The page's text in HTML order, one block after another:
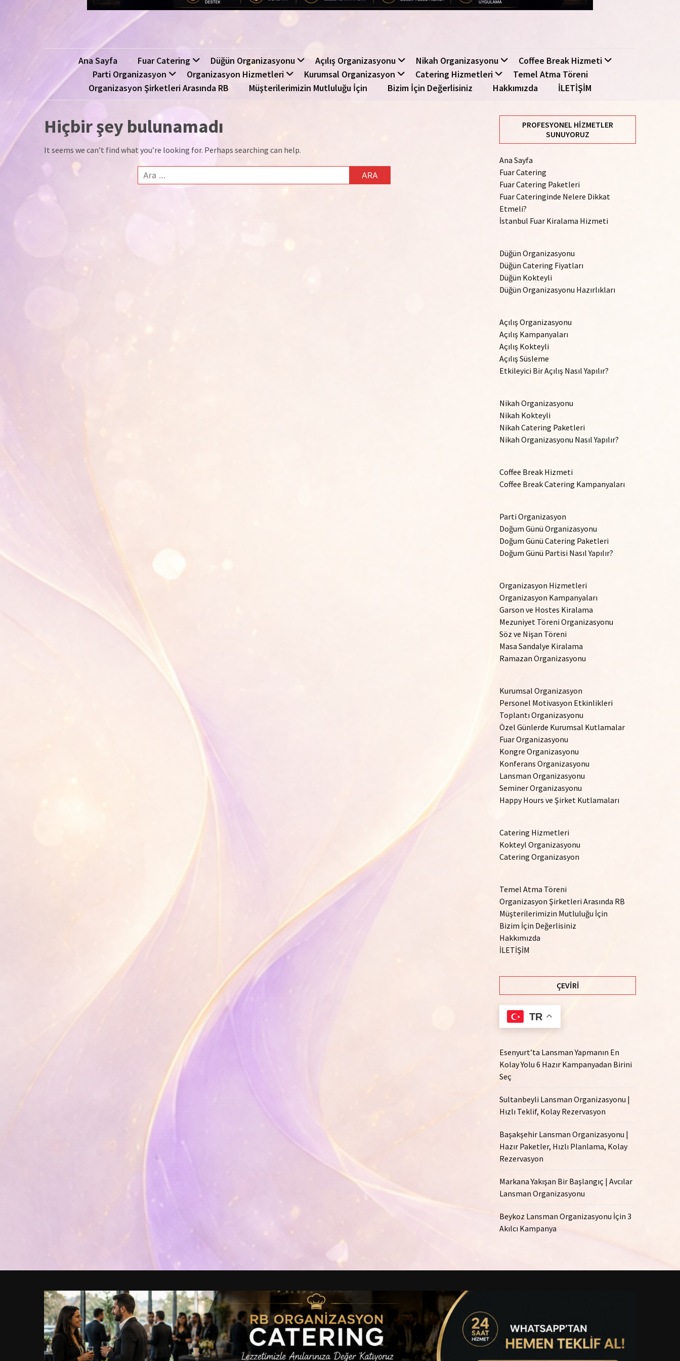
Ana Sayfa Fuar Catering Düğün Organizasyonu Açılış Organizasyonu Nikah Organizasyonu
Coffee Break Hizmeti
Parti Organizasyon
Organizasyon Hizmetleri Kurumsal Organizasyon Catering Hizmetleri
Temel Atma Töreni
Organizasyon Şirketleri Arasında RB
Müşterilerimizin Mutluluğu İçin Bizim İçin Değerlisiniz Hakkımızda İLETİŞİM
Hiçbir şey bulunamadı
It seems we can’t find what you’re looking for. Perhaps searching can help.
Arama:
PROFESYONEL HIZMETLER
SUNUYORUZ
Ana Sayfa
Fuar Catering
Fuar Catering Paketleri
Fuar Cateringinde Nelere Dikkat
Etmeli?
İstanbul Fuar Kiralama Hizmeti
Düğün Organizasyonu
Düğün Catering Fiyatları
Düğün Kokteyli
Düğün Organizasyonu Hazırlıkları
Açılış Organizasyonu
Açılış Kampanyaları
Açılış Kokteyli
Açılış Süsleme
Etkileyici Bir Açılış Nasıl Yapılır?
Nikah Organizasyonu
Nikah Kokteyli
Nikah Catering Paketleri
Nikah Organizasyonu Nasıl Yapılır?
Coffee Break Hizmeti
Coffee Break Catering Kampanyaları
Parti Organizasyon
Doğum Günü Organizasyonu
Doğum Günü Catering Paketleri
Doğum Günü Partisi Nasıl Yapılır?
Organizasyon Hizmetleri
Organizasyon Kampanyaları
Garson ve Hostes Kiralama
Mezuniyet Töreni Organizasyonu
Söz ve Nişan Töreni
Masa Sandalye Kiralama
Ramazan Organizasyonu
Kurumsal Organizasyon
Personel Motivasyon Etkinlikleri
Toplantı Organizasyonu
Özel Günlerde Kurumsal Kutlamalar
Fuar Organizasyonu
Kongre Organizasyonu
Konferans Organizasyonu
Lansman Organizasyonu
Seminer Organizasyonu
Happy Hours ve Şirket Kutlamaları
Catering Hizmetleri
Kokteyl Organizasyonu
Catering Organizasyon
Temel Atma Töreni
Organizasyon Şirketleri Arasında RB
Müşterilerimizin Mutluluğu İçin
Bizim İçin Değerlisiniz
Hakkımızda
İLETİŞİM
ÇEVIRI
TR
Esenyurt’ta Lansman Yapmanın En
Kolay Yolu 6 Hazır Kampanyadan Birini
Seç
Sultanbeyli Lansman Organizasyonu |
Hızlı Teklif, Kolay Rezervasyon
Başakşehir Lansman Organizasyonu |
Hazır Paketler, Hızlı Planlama, Kolay
Rezervasyon
Markana Yakışan Bir Başlangıç | Avcılar
Lansman Organizasyonu
Beykoz Lansman Organizasyonu İçin 3
Akılcı Kampanya